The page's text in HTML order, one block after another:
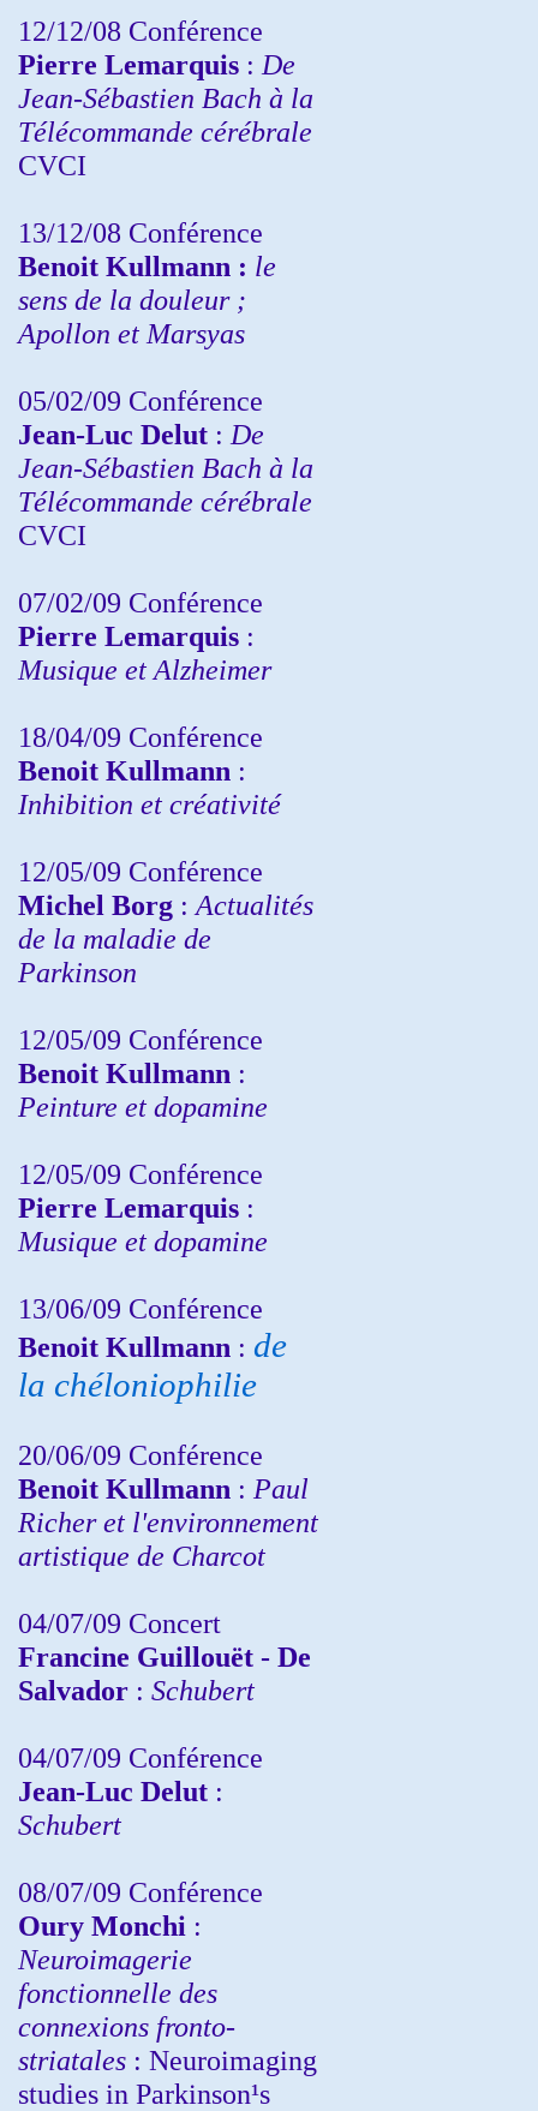
12/12/08 Conférence
Pierre Lemarquis : De
Jean-Sébastien Bach à la
Télécommande cérébrale
CVCI
13/12/08 Conférence
Benoit Kullmann : le
sens de la douleur ;
Apollon et Marsyas
05/02/09 Conférence
Jean-Luc Delut : De
Jean-Sébastien Bach à la
Télécommande cérébrale
CVCI
07/02/09 Conférence
Pierre Lemarquis :
Musique et Alzheimer
18/04/09 Conférence
Benoit Kullmann :
Inhibition et créativité
12/05/09 Conférence
Michel Borg : Actualités
de la maladie de
Parkinson
12/05/09 Conférence
Benoit Kullmann :
Peinture et dopamine
12/05/09 Conférence
Pierre Lemarquis :
Musique et dopamine
13/06/09 Conférence
Benoit Kullmann : de
la chéloniophilie
20/06/09 Conférence
Benoit Kullmann : Paul
Richer et l'environnement
artistique de Charcot
04/07/09 Concert
Francine Guillouët - De
Salvador : Schubert
04/07/09 Conférence
Jean-Luc Delut :
Schubert
08/07/09 Conférence
Oury Monchi :
Neuroimagerie
fonctionnelle des
connexions fronto-
striatales : Neuroimaging
studies in Parkinson¹s